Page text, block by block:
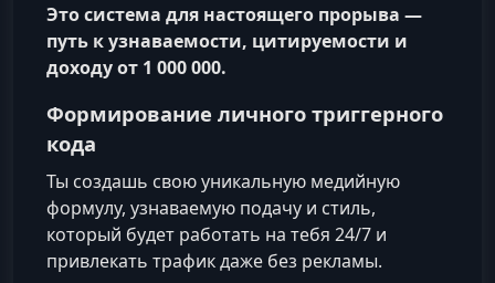
Это система для настоящего прорыва —
путь к узнаваемости, цитируемости и
доходу от 1 000 000.
Формирование личного триггерного
кода
Ты создашь свою уникальную медийную
формулу, узнаваемую подачу и стиль,
который будет работать на тебя 24/7 и
привлекать трафик даже без рекламы.